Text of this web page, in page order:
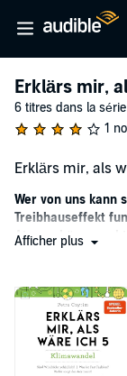
Erklärs mir,
6 titres dans la série
1
Erklärs mir, als
Wer von uns kann
Treibhauseffekt
Atmosphäre
Kinder stellen 1000
oft nicht mehr,
längst wissen.
Fakten und
verstanden zu
Afficher plus